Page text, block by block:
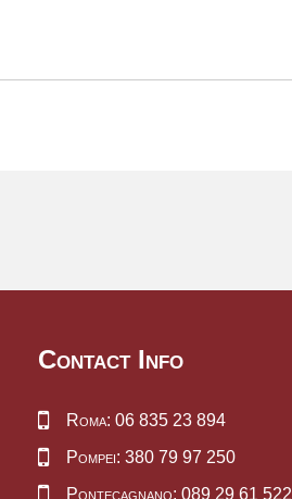
Contact Info
Roma: 06 835 23 894
Pompei: 380 79 97 250
Pontecagnano: 089 29 61 522